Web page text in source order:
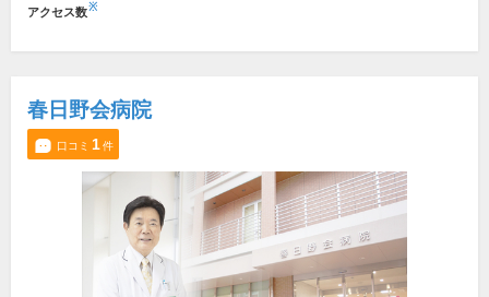
アクセス数※
春日野会病院
口コミ 1件